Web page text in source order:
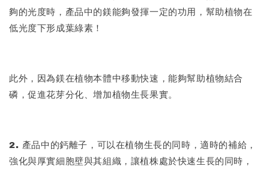
夠的光度時，產品中的鎂能夠發揮一定的功用，幫助植物在
低光度下形成葉綠素！
此外，因為鎂在植物本體中移動快速，能夠幫助植物結合
磷，促進花芽分化、增加植物生長果實。
2. 產品中的鈣離子，可以在植物生長的同時，適時的補給，
強化與厚實細胞壁與其組織，讓植株處於快速生長的同時，